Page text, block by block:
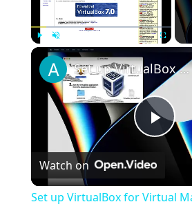
Unmute
Set up VirtualBox for Virtual Machine in macOS with Apple Silicon (M1, M2, Pro, Ultra)
Watch on
Set up VirtualBox for Virtual